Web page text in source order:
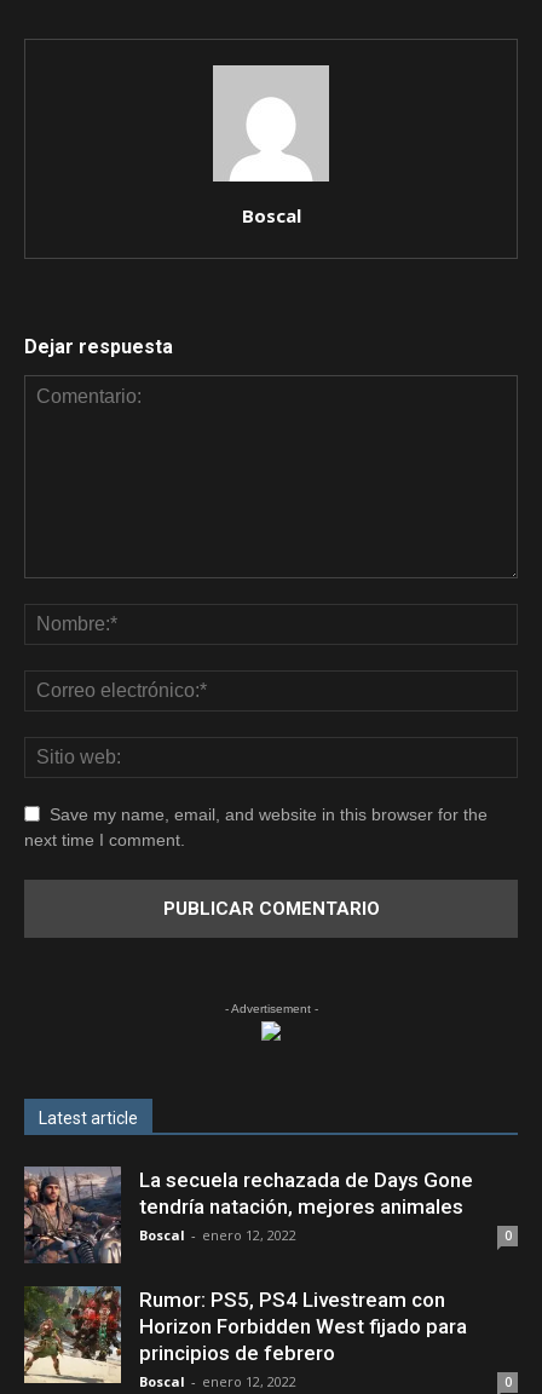
Boscal
Dejar respuesta
Save my name, email, and website in this browser for the
next time I comment.
- Advertisement -
Latest article
La secuela rechazada de Days Gone
tendría natación, mejores animales
Boscal - enero 12, 2022 0
Rumor: PS5, PS4 Livestream con
Horizon Forbidden West fijado para
principios de febrero
Boscal - enero 12, 2022 0